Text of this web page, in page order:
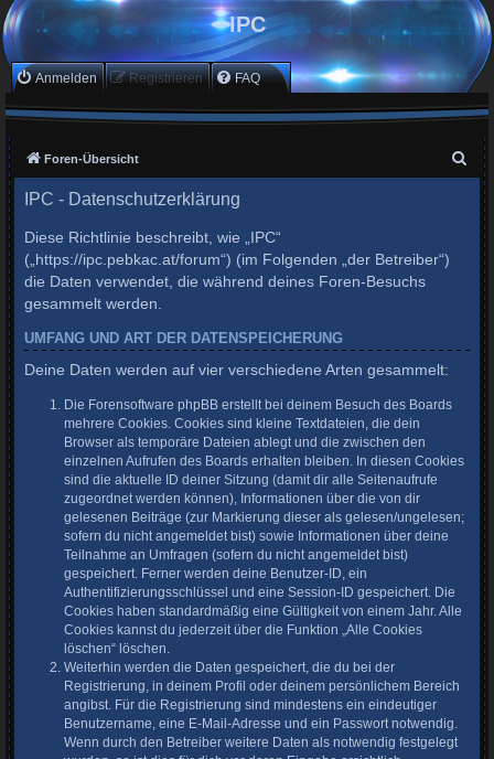
IPC
Anmelden Registrieren FAQ
Foren-Übersicht
IPC - Datenschutzerklärung
Diese Richtlinie beschreibt, wie „IPC“
(„https://ipc.pebkac.at/forum“) (im Folgenden „der Betreiber“)
die Daten verwendet, die während deines Foren-Besuchs
gesammelt werden.
UMFANG UND ART DER DATENSPEICHERUNG
Deine Daten werden auf vier verschiedene Arten gesammelt:
Die Forensoftware phpBB erstellt bei deinem Besuch des Boards
mehrere Cookies. Cookies sind kleine Textdateien, die dein
Browser als temporäre Dateien ablegt und die zwischen den
einzelnen Aufrufen des Boards erhalten bleiben. In diesen Cookies
sind die aktuelle ID deiner Sitzung (damit dir alle Seitenaufrufe
zugeordnet werden können), Informationen über die von dir
gelesenen Beiträge (zur Markierung dieser als gelesen/ungelesen;
sofern du nicht angemeldet bist) sowie Informationen über deine
Teilnahme an Umfragen (sofern du nicht angemeldet bist)
gespeichert. Ferner werden deine Benutzer-ID, ein
Authentifizierungsschlüssel und eine Session-ID gespeichert. Die
Cookies haben standardmäßig eine Gültigkeit von einem Jahr. Alle
Cookies kannst du jederzeit über die Funktion „Alle Cookies
löschen“ löschen.
Weiterhin werden die Daten gespeichert, die du bei der
Registrierung, in deinem Profil oder deinem persönlichem Bereich
angibst. Für die Registrierung sind mindestens ein eindeutiger
Benutzername, eine E-Mail-Adresse und ein Passwort notwendig.
Wenn durch den Betreiber weitere Daten als notwendig festgelegt